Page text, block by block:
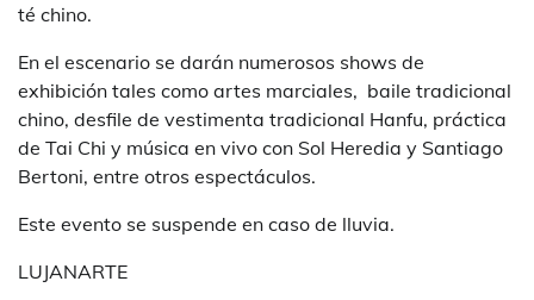
té chino.
En el escenario se darán numerosos shows de
exhibición tales como artes marciales, baile tradicional
chino, desfile de vestimenta tradicional Hanfu, práctica
de Tai Chi y música en vivo con Sol Heredia y Santiago
Bertoni, entre otros espectáculos.
Este evento se suspende en caso de lluvia.
LUJANARTE